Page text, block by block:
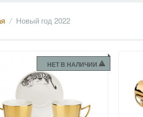
Новый год 2022
НЕТ В НАЛИЧИИ